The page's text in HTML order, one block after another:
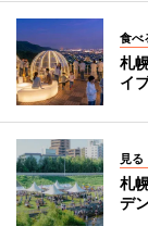
食べ
札
イ
見る
札
デ